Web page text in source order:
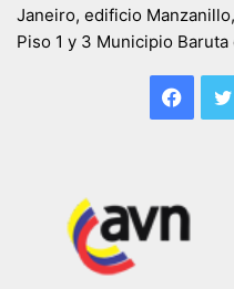
Janeiro, edificio
Piso 1 y 3 Municipio